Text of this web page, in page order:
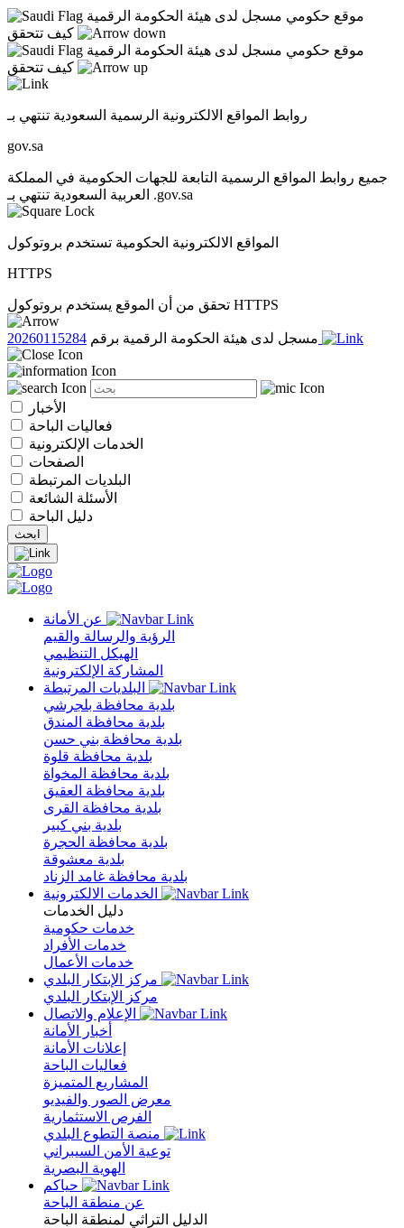
موقع حكومي مسجل لدى هيئة الحكومة الرقمية
موقع حكومي مسجل لدى هيئة الحكومة الرقمية
روابط المواقع الالكترونية الرسمية السعودية تنتهي بـ
gov.sa
جميع روابط المواقع الرسمية التابعة للجهات الحكومية في المملكة
العربية السعودية تنتهي بـ .gov.sa
المواقع الالكترونية الحكومية تستخدم بروتوكول
HTTPS
تحقق من أن الموقع يستخدم بروتوكول HTTPS
مسجل لدى هيئة الحكومة الرقمية برقم
الأخبار
فعاليات الباحة
الخدمات الإلكترونية
الصفحات
البلديات المرتبطة
الأسئلة الشائعة
دليل الباحة
الرؤية والرسالة والقيم
الهيكل التنظيمي
المشاركة الإلكترونية
بلدية محافظة بلجرشي
بلدية محافظة المندق
بلدية محافظة بني حسن
بلدية محافظة قلوة
بلدية محافظة المخواة
بلدية محافظة العقيق
بلدية محافظة القرى
بلدية بني كبير
بلدية محافظة الحجرة
بلدية معشوقة
بلدية محافظة غامد الزناد
دليل الخدمات
خدمات حكومية
خدمات الأفراد
خدمات الأعمال
مركز الإبتكار البلدي
أخبار الأمانة
إعلانات الأمانة
فعاليات الباحة
المشاريع المتميزة
معرض الصور والفيديو
الفرص الاستثمارية
منصة التطوع البلدي
توعية الأمن السيبراني
الهوية البصرية
عن منطقة الباحة
الدليل التراثي لمنطقة الباحة